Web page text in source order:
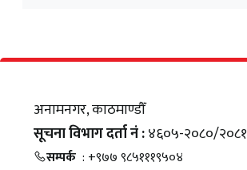
अनामनगर, काठमाण्डौँ
सूचना विभाग दर्ता नं :४६०५-२०८०/२०८१
सम्पर्क : +९७७ ९८५१११९५०४